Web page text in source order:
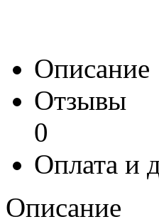
Описание
Отзывы
0
Оплата и
Описание